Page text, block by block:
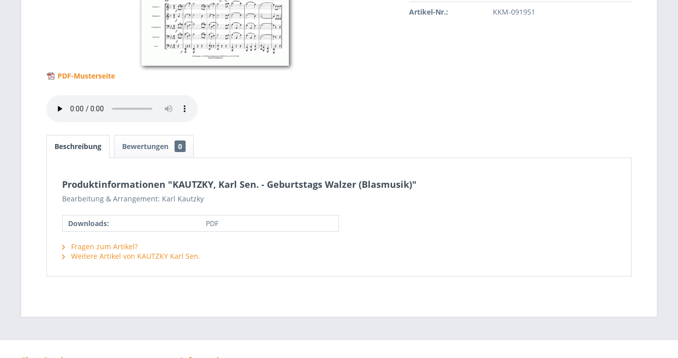
PDF-Musterseite
Artikel-Nr.: KKM-091951
Beschreibung Bewertungen 0
Produktinformationen "KAUTZKY, Karl Sen. - Geburtstags Walzer (Blasmusik)"
Bearbeitung & Arrangement: Karl Kautzky
Downloads: PDF
Fragen zum Artikel?
Weitere Artikel von KAUTZKY Karl Sen.